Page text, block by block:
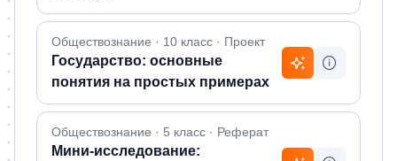
Обществознание · 10 класс · Проект
Государство: основные
понятия на простых примерах
Обществознание · 5 класс · Реферат
Мини-исследование: